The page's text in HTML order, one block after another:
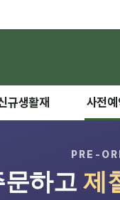
규생활재 사전
PRE-
문하고제